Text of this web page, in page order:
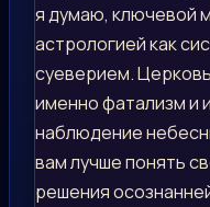
я думаю, ключевой
астрологией как
суеверием.
именно фатализм и
наблюдение
вам лучше понять
решения